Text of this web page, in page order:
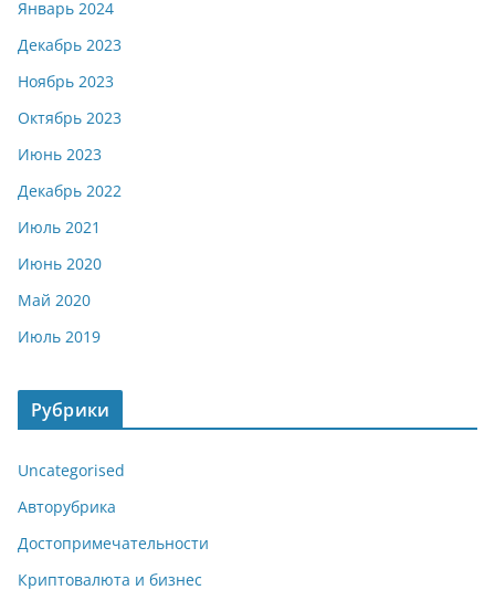
Январь 2024
Декабрь 2023
Ноябрь 2023
Октябрь 2023
Июнь 2023
Декабрь 2022
Июль 2021
Июнь 2020
Май 2020
Июль 2019
Рубрики
Uncategorised
Авторубрика
Достопримечательности
Криптовалюта и бизнес